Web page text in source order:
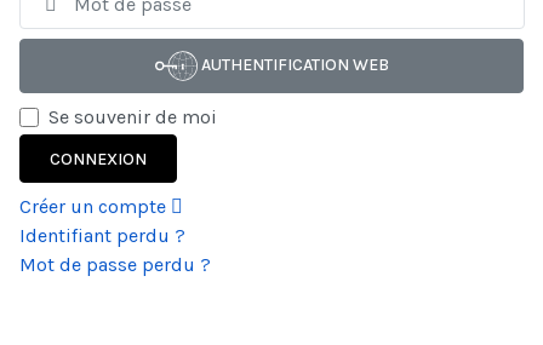
AUTHENTIFICATION WEB
Se souvenir de moi
CONNEXION
Créer un compte
Identifiant perdu ?
Mot de passe perdu ?